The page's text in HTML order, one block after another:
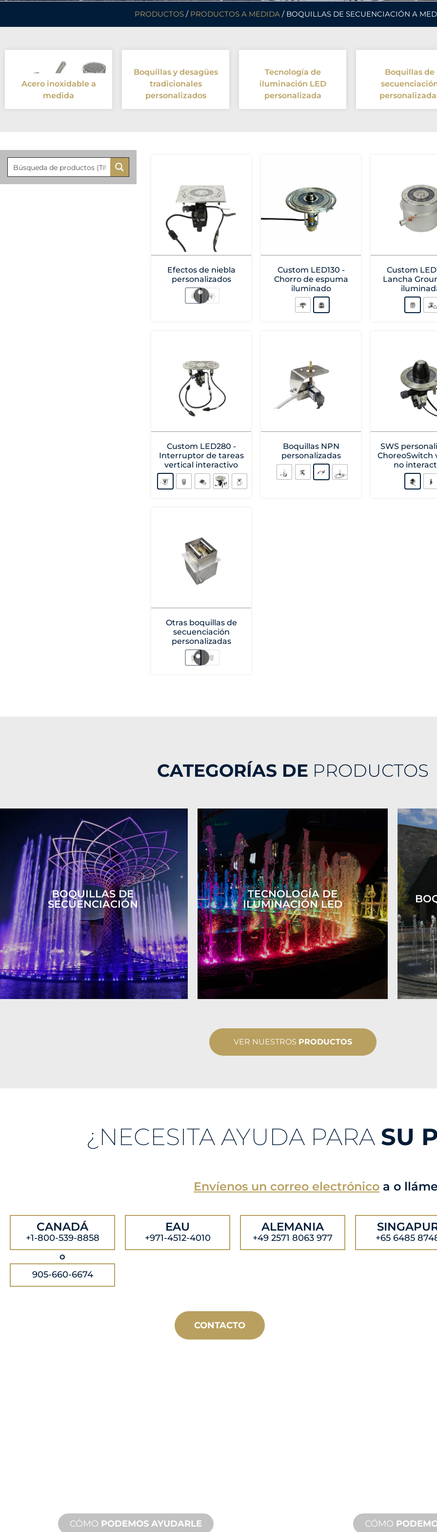
PRODUCTOS / PRODUCTOS A MEDIDA / BOQUILLAS DE SECUENCIACIÓN A
Acero inoxidable a
medida
Boquillas y desagües
tradicionales
personalizados
Tecnología de
iluminación LED
personalizada
Boquillas de
Efectos de niebla
personalizados
Custom LED130 -
Chorro de espuma
iluminado
Custom
Lancha
Custom LED280 -
Interruptor de tareas
vertical interactivo
Boquillas NPN
personalizadas
SWS
ChoreoSwitch
no
Otras boquillas de
secuenciación
personalizadas
CATEGORÍAS DE PRODUCTOS
BOQUILLAS DE
SECUENCIACIÓN
TECNOLOGÍA DE
ILUMINACIÓN LED
VER NUESTROS PRODUCTOS
¿NECESITA AYUDA PARA SU
Envíenos un correo electrónico a o
CANADÁ
+1-800-539-8858
o
905-660-6674
EAU
+971-4512-4010
ALEMANIA
+49 2571 8063 977 +65 6485
CONTACTO
CÓMO PODEMOS AYUDARLE CÓMO